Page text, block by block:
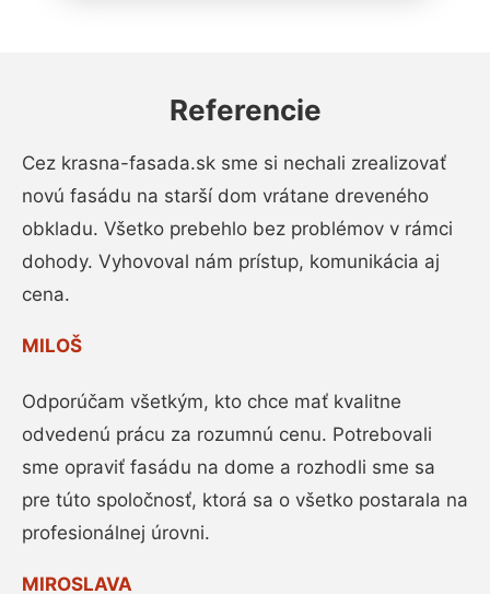
Referencie
Cez krasna-fasada.sk sme si nechali zrealizovať
novú fasádu na starší dom vrátane dreveného
obkladu. Všetko prebehlo bez problémov v rámci
dohody. Vyhovoval nám prístup, komunikácia aj
cena.
MILOŠ
Odporúčam všetkým, kto chce mať kvalitne
odvedenú prácu za rozumnú cenu. Potrebovali
sme opraviť fasádu na dome a rozhodli sme sa
pre túto spoločnosť, ktorá sa o všetko postarala na
profesionálnej úrovni.
MIROSLAVA